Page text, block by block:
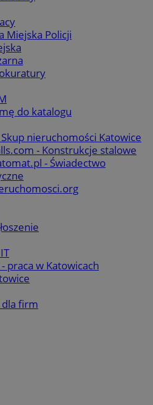
Miejska Policji
do katalogu
nieruchomości Katowice
- Konstrukcje stalowe
- Świadectwo
praca w Katowicach
dla firm